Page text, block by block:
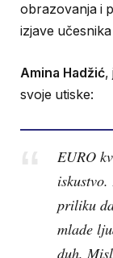
obrazovanja i
izjave
Amina Hadžić,
svoje utiske:
EURO
priliku
mlade
duh.